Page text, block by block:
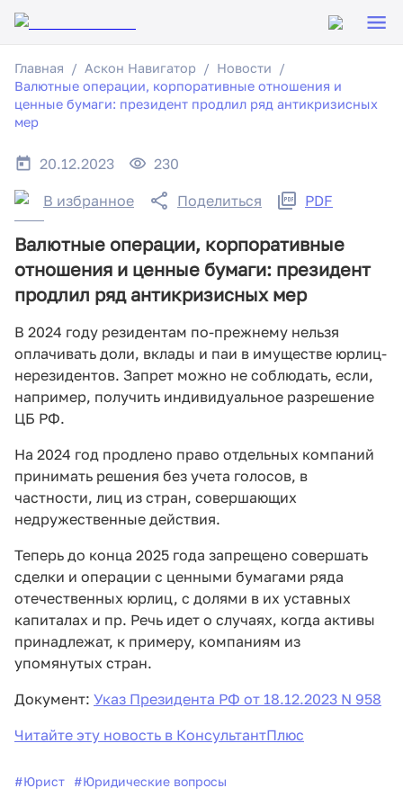
Главная Аскон Навигатор
Новости
Валютные операции, корпоративные отношения и
ценные бумаги: президент продлил ряд антикризисных
мер
20.12.2023 230
В избранное Поделиться PDF
Валютные операции, корпоративные
отношения и ценные бумаги: президент
продлил ряд антикризисных мер
В 2024 году резидентам по-прежнему нельзя
оплачивать доли, вклады и паи в имуществе юрлиц-
нерезидентов. Запрет можно не соблюдать, если,
например, получить индивидуальное разрешение
ЦБ РФ.
На 2024 год продлено право отдельных компаний
принимать решения без учета голосов, в
частности, лиц из стран, совершающих
недружественные действия.
Теперь до конца 2025 года запрещено совершать
сделки и операции с ценными бумагами ряда
отечественных юрлиц, с долями в их уставных
капиталах и пр. Речь идет о случаях, когда активы
принадлежат, к примеру, компаниям из
упомянутых стран.
Документ: Указ Президента РФ от 18.12.2023 N 958
Читайте эту новость в КонсультантПлюс
#Юрист #Юридические вопросы